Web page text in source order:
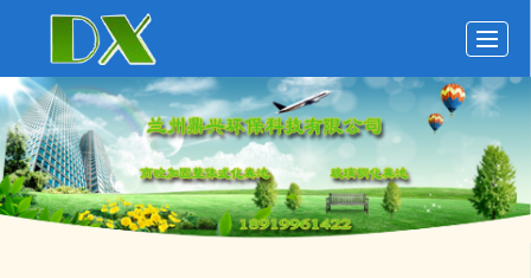
首页 玻璃钢化粪池 化粪池动态 化粪池展示关于鼎兴留言反馈联系我们 LBS